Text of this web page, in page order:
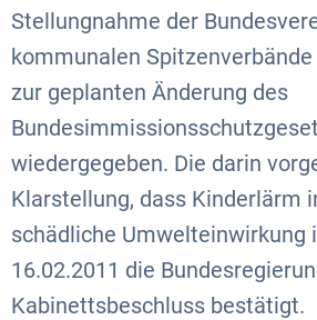
Stellungnahme der
kommunalen
zur geplanten Änderung des
wiedergegeben. Die darin
Klarstellung, dass Kinderlärm
schädliche Umwelteinwirkung
16.02.2011 die
Kabinettsbeschluss bestätigt.